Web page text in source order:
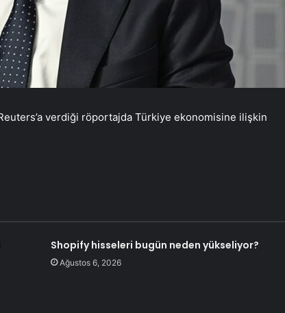
verdiği röportajda Türkiye ekonomisine ilişkin
Shopify hisseleri bugün neden yükseliyor?
Ağustos 6, 2026